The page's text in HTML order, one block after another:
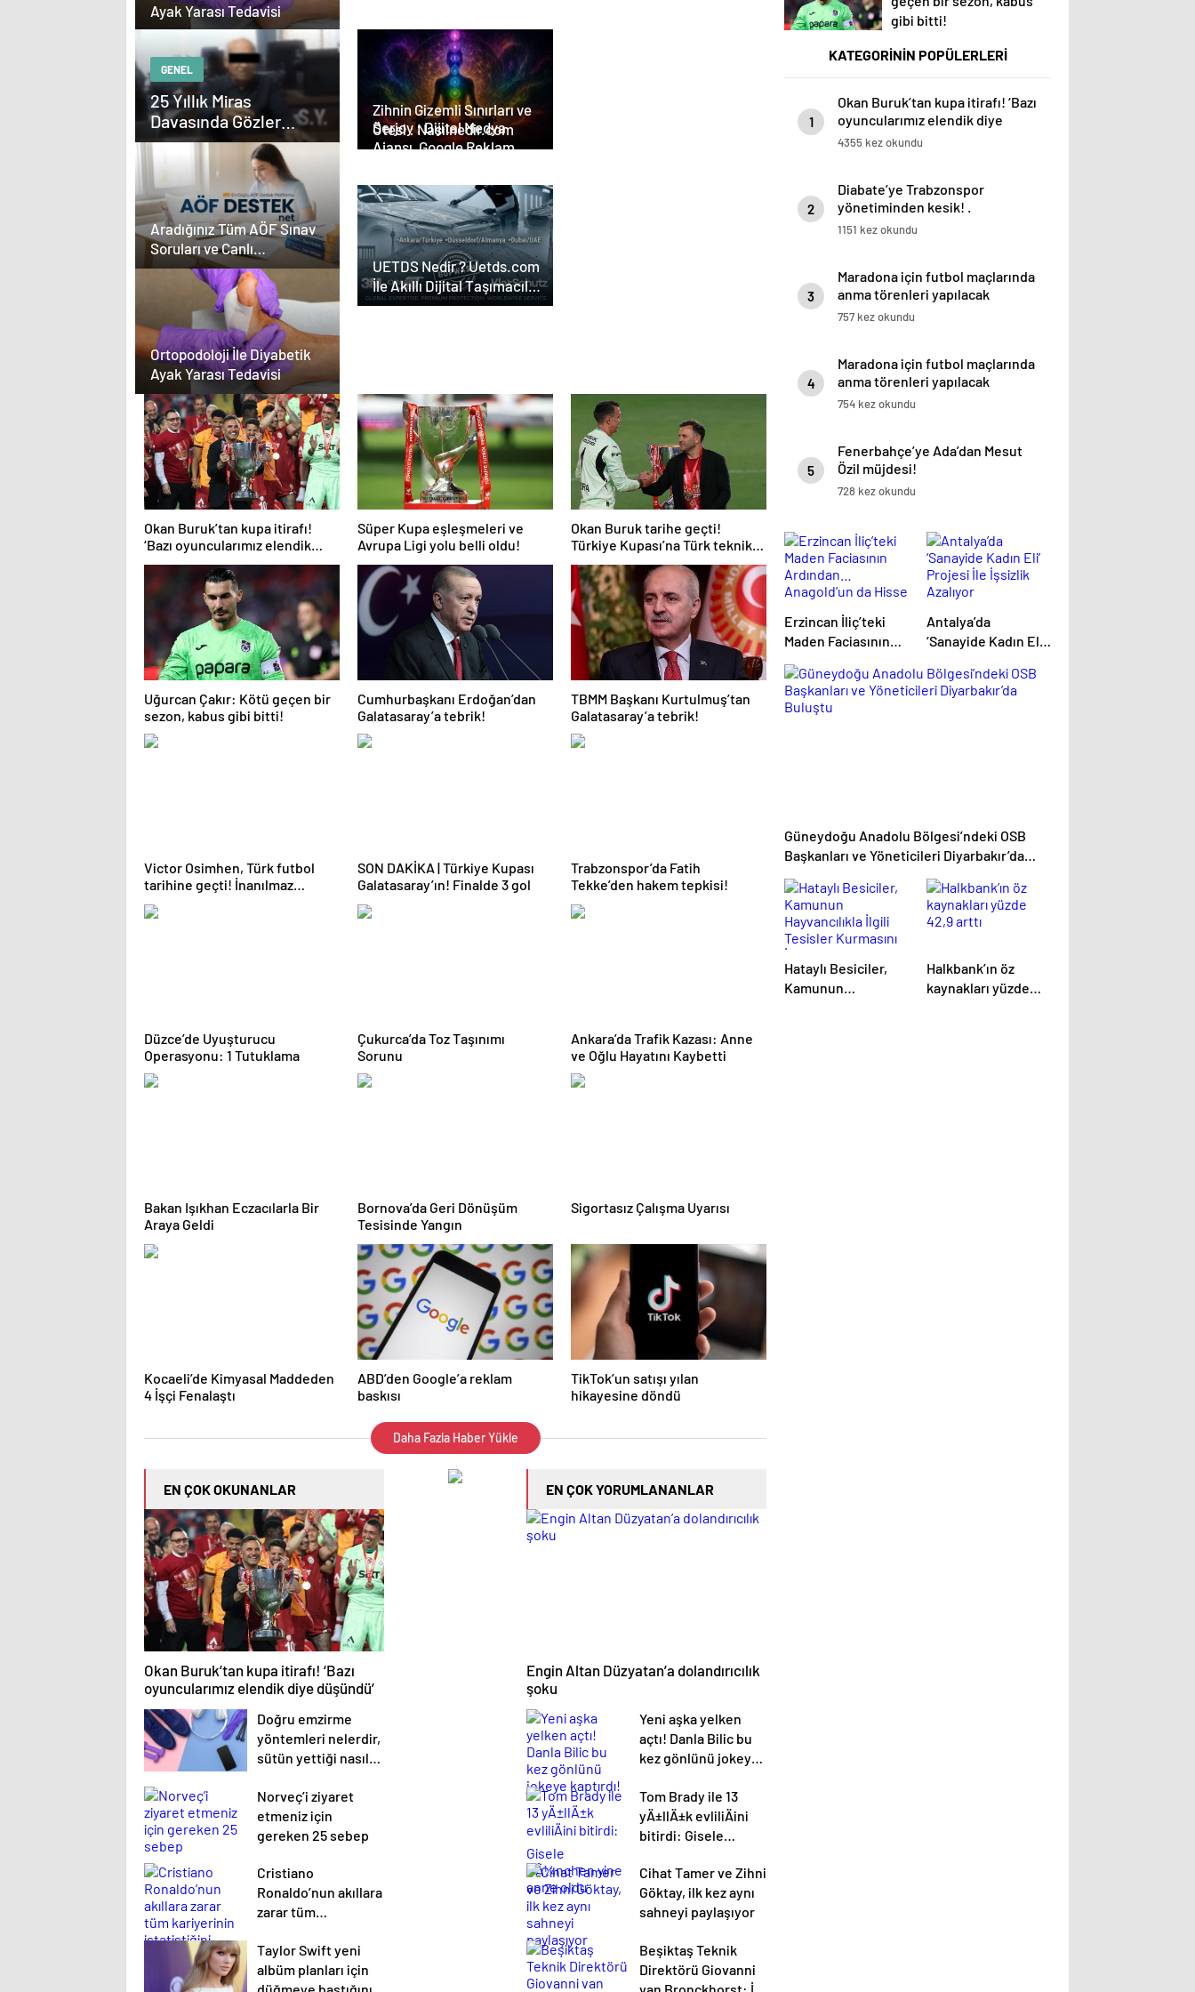
Ayak Yarası Tedavisi
GENEL
25 Yıllık Miras
Davasında Gözler
Temmuz Ayındaki
Karar Duruşmasına
Çevrildi
Aradığınız Tüm AÖF Sınav
Soruları ve Canlı
Açıköğretim Forumu
Ortopodoloji İle Diyabetik
Ayak Yarası Tedavisi
Zihnin Gizemli Sınırları ve
Ötesi : Nasılnedir.com
Serjoy : Dijital Medya
Ajansı, Google Reklam
Tasarım Ajansı
UETDS Nedir ? Uetds.com
İle Akıllı Dijital Taşımacılık
Yazılımı
Okan Buruk’tan kupa itirafı!
‘Bazı oyuncularımız elendik
diye düşündü’
Süper Kupa eşleşmeleri ve
Avrupa Ligi yolu belli oldu!
Okan Buruk tarihe geçti!
Türkiye Kupası’na Türk teknik
adam damgası
Uğurcan Çakır: Kötü geçen bir
sezon, kabus gibi bitti!
Cumhurbaşkanı Erdoğan’dan
Galatasaray’a tebrik!
TBMM Başkanı Kurtulmuş’tan
Galatasaray’a tebrik!
Victor Osimhen, Türk futbol
tarihine geçti! İnanılmaz
performans
SON DAKİKA | Türkiye Kupası
Galatasaray’ın! Finalde 3 gol
Trabzonspor’da Fatih
Tekke’den hakem tepkisi!
Düzce’de Uyuşturucu
Operasyonu: 1 Tutuklama
Çukurca’da Toz Taşınımı
Sorunu
Ankara’da Trafik Kazası: Anne
ve Oğlu Hayatını Kaybetti
Bakan Işıkhan Eczacılarla Bir
Araya Geldi
Bornova’da Geri Dönüşüm
Tesisinde Yangın
Sigortasız Çalışma Uyarısı
Kocaeli’de Kimyasal Maddeden
4 İşçi Fenalaştı
ABD’den Google’a reklam
baskısı
TikTok’un satışı yılan
hikayesine döndü
Daha Fazla Haber Yükle
EN ÇOK OKUNANLAR
Okan Buruk’tan kupa itirafı! ‘Bazı
oyuncularımız elendik diye düşündü’
Doğru emzirme
yöntemleri nelerdir,
sütün yettiği nasıl
Norveç’i ziyaret
etmeniz için
gereken 25 sebep
Cristiano
Ronaldo’nun akıllara
zarar tüm
istatistiğini çıkardık
!
Taylor Swift yeni
albüm planları için
düğmeye bastığını
EN ÇOK YORUMLANANLAR
Engin Altan Düzyatan’a dolandırıcılık
şoku
Yeni aşka yelken
açtı! Danla Bilic bu
kez gönlünü jokeye
Tom Brady ile 13
yÄ±llÄ±k evliliÄini
bitirdi: Gisele
anne oldu
Cihat Tamer ve Zihni
Göktay, ilk kez aynı
sahneyi paylaşıyor
Beşiktaş Teknik
Direktörü Giovanni
van Bronckhorst: İki
gibi bitti!
KATEGORİNİN POPÜLERLERİ
1
Okan Buruk’tan kupa itirafı! ‘Bazı
oyuncularımız elendik diye
düşündü’
4355 kez okundu
2
Diabate’ye Trabzonspor
yönetiminden kesik! .
1151 kez okundu
3
Maradona için futbol maçlarında
anma törenleri yapılacak
757 kez okundu
4
Maradona için futbol maçlarında
anma törenleri yapılacak
754 kez okundu
5
Fenerbahçe’ye Ada’dan Mesut
Özil müjdesi!
728 kez okundu
Erzincan İliç’teki
Maden Faciasının
Anagold’un da
Hisse Sahibi Olduğu
Şirket Artvin’de
Antalya’da
‘Sanayide Kadın Eli’
Azalıyor
Güneydoğu Anadolu Bölgesi’ndeki OSB
Başkanları ve Yöneticileri Diyarbakır’da
Hataylı Besiciler,
Kamunun
Halkbank’ın öz
kaynakları yüzde